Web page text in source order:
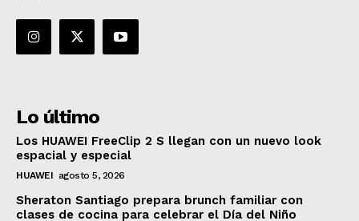
Lo último
Los HUAWEI FreeClip 2 S llegan con un nuevo look
espacial y especial
HUAWEI agosto 5, 2026
Sheraton Santiago prepara brunch familiar con
clases de cocina para celebrar el Día del Niño